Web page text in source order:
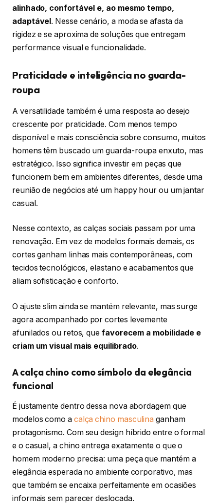
alinhado, confortável e, ao mesmo tempo,
adaptável. Nesse cenário, a moda se afasta da
rigidez e se aproxima de soluções que entregam
performance visual e funcionalidade.
Praticidade e inteligência no guarda-
roupa
A versatilidade também é uma resposta ao desejo
crescente por praticidade. Com menos tempo
disponível e mais consciência sobre consumo, muitos
homens têm buscado um guarda-roupa enxuto, mas
estratégico. Isso significa investir em peças que
funcionem bem em ambientes diferentes, desde uma
reunião de negócios até um happy hour ou um jantar
casual.
Nesse contexto, as calças sociais passam por uma
renovação. Em vez de modelos formais demais, os
cortes ganham linhas mais contemporâneas, com
tecidos tecnológicos, elastano e acabamentos que
aliam sofisticação e conforto.
O ajuste slim ainda se mantém relevante, mas surge
agora acompanhado por cortes levemente
afunilados ou retos, quefavorecem a mobilidade e
criam um visual mais equilibrado.
A calça chino como símbolo da elegância
funcional
É justamente dentro dessa nova abordagem que
modelos como a calça chino masculina ganham
protagonismo. Com seu design híbrido entre o formal
e o casual, a chino entrega exatamente o que o
homem moderno precisa: uma peça que mantém a
elegância esperada no ambiente corporativo, mas
que também se encaixa perfeitamente em ocasiões
informais sem parecer deslocada.